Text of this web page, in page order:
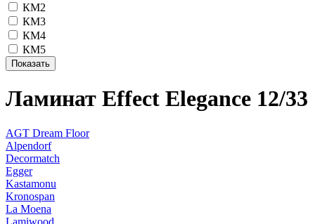
КМ2
КМ3
КМ4
КМ5
Ламинат Effect Elegance 12/33
AGT Dream Floor
Alpendorf
Decormatch
Egger
Kastamonu
Kronospan
La Moena
Lamiwood